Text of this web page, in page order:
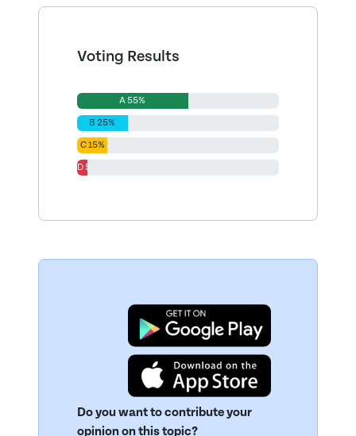
Voting Results
A 55%
B 25%
C 15%
D 5%
Do you want to contribute your
opinion on this topic?